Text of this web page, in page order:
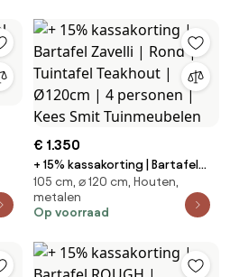
€ 1.350
+ 15% kassakorting | Bartafel
Zavelli | Rond | Tuintafel
Teakhout | Ø120cm | 4 personen
| Kees Smit Tuinmeubelen
105 cm, ⌀ 120 cm, Houten,
metalen
Op voorraad